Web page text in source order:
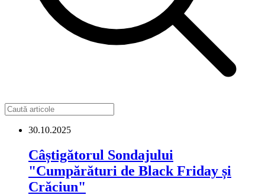
30.10.2025
Câștigătorul Sondajului
"Cumpărături de Black Friday și
Crăciun"